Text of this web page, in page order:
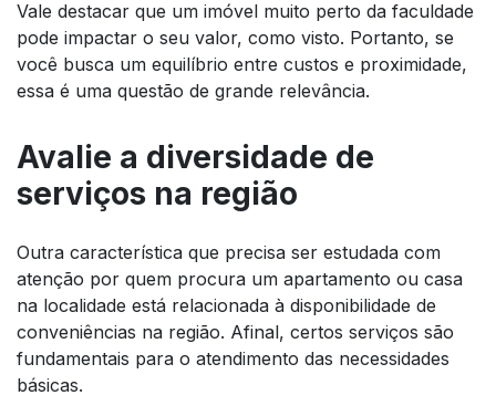
Vale destacar que um imóvel muito perto da faculdade
pode impactar o seu valor, como visto. Portanto, se
você busca um equilíbrio entre custos e proximidade,
essa é uma questão de grande relevância.
Avalie a diversidade de
serviços na região
Outra característica que precisa ser estudada com
atenção por quem procura um apartamento ou casa
na localidade está relacionada à disponibilidade de
conveniências na região. Afinal, certos serviços são
fundamentais para o atendimento das necessidades
básicas.